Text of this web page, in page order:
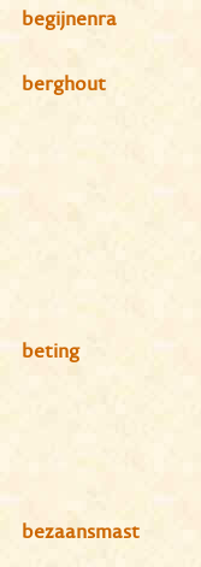
begijnenra
berghout
beting
bezaansmast